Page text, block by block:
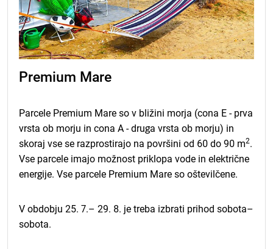
rezervacije v letu 2027 se bo klavzula glede sprememb
cen nanašala na primerjavo s kumulativnim indeksom
mesečne stopnje inflacije v marcu 2026.
Premium Mare
Parcele Premium Mare so v bližini morja (cona E - prva
vrsta ob morju in cona A - druga vrsta ob morju) in
skoraj vse se razprostirajo na površini od 60 do 90 m2.
Vse parcele imajo možnost priklopa vode in električne
energije. Vse parcele Premium Mare so oštevilčene.
V obdobju 25. 7.– 29. 8. je treba izbrati prihod sobota–
sobota.